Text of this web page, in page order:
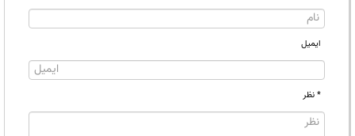
ایمیل
* نظر